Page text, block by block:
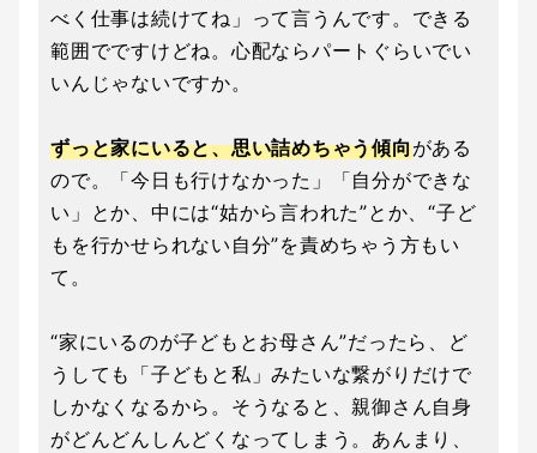
べく仕事は続けてね」って言うんです。できる
範囲でですけどね。心配ならパートぐらいでい
いんじゃないですか。
ずっと家にいると、思い詰めちゃう傾向がある
ので。「今日も行けなかった」「自分ができな
い」とか、中には“姑から言われた”とか、“子ど
もを行かせられない自分”を責めちゃう方もい
て。
“家にいるのが子どもとお母さん”だったら、ど
うしても「子どもと私」みたいな繋がりだけで
しかなくなるから。そうなると、親御さん自身
がどんどんしんどくなってしまう。あんまり、